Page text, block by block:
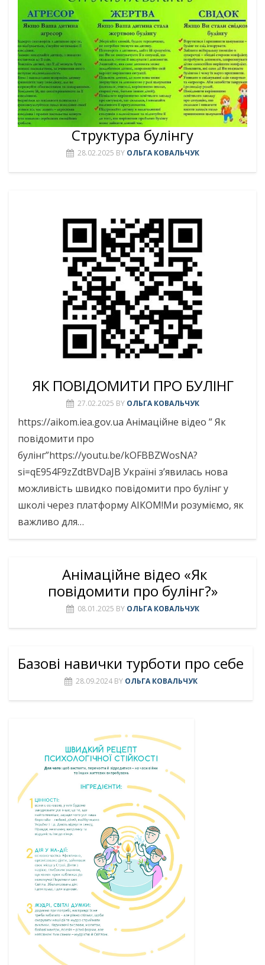
Структура булінгу
28.02.2025 BY ОЛЬГА КОВАЛЬЧУК
ЯК ПОВІДОМИТИ ПРО БУЛІНГ
27.02.2025 BY ОЛЬГА КОВАЛЬЧУК
https://aikom.iea.gov.ua Анімаційне відео ” Як
повідомити про
булінг”https://youtu.be/kOFBBZWosNA?
si=qE954F9zZdtBVDaJВ Україні з’явилась нова
можливість швидко повідомити про булінг у
школі через платформу АІКОМ!Ми розуміємо, як
важливо для…
Анімаційне відео «Як
повідомити про булінг?»
08.01.2025 BY ОЛЬГА КОВАЛЬЧУК
Базові навички турботи про себе
28.09.2024 BY ОЛЬГА КОВАЛЬЧУК